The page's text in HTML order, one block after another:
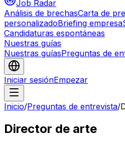
Job Radar
Análisis de brechasCarta de
personalizadoBriefing empresa
Candidaturas espontáneas
Nuestras guías
Nuestras guíasPreguntas de
Iniciar sesiónEmpezar
Inicio/Preguntas de entrevista/
Director de arte